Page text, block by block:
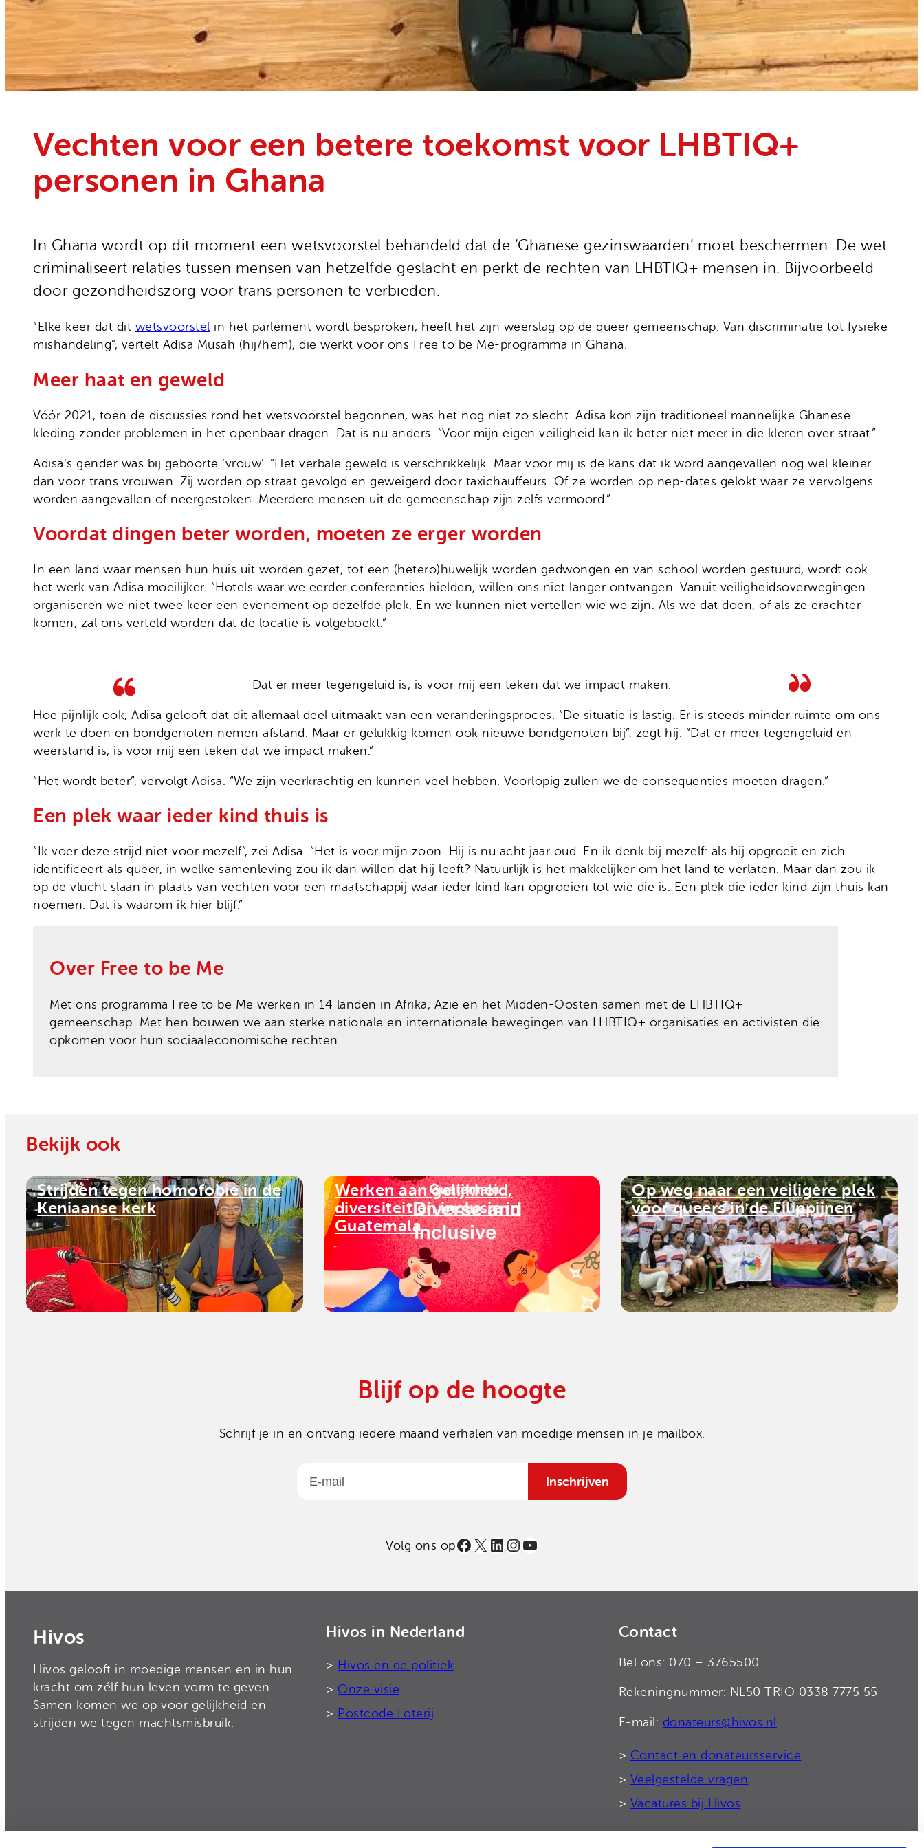
Vechten voor een betere toekomst voor LHBTIQ+
personen in Ghana
In Ghana wordt op dit moment een wetsvoorstel behandeld dat de ‘Ghanese gezinswaarden’ moet beschermen. De wet
criminaliseert relaties tussen mensen van hetzelfde geslacht en perkt de rechten van LHBTIQ+ mensen in. Bijvoorbeeld
door gezondheidszorg voor trans personen te verbieden.
“Elke keer dat dit wetsvoorstel in het parlement wordt besproken, heeft het zijn weerslag op de queer gemeenschap. Van discriminatie tot fysieke
mishandeling”, vertelt Adisa Musah (hij/hem), die werkt voor ons Free to be Me-programma in Ghana.
Meer haat en geweld
Vóór 2021, toen de discussies rond het wetsvoorstel begonnen, was het nog niet zo slecht. Adisa kon zijn traditioneel mannelijke Ghanese
kleding zonder problemen in het openbaar dragen. Dat is nu anders. “Voor mijn eigen veiligheid kan ik beter niet meer in die kleren over straat.”
Adisa’s gender was bij geboorte ‘vrouw’. “Het verbale geweld is verschrikkelijk. Maar voor mij is de kans dat ik word aangevallen nog wel kleiner
dan voor trans vrouwen. Zij worden op straat gevolgd en geweigerd door taxichauffeurs. Of ze worden op nep-dates gelokt waar ze vervolgens
worden aangevallen of neergestoken. Meerdere mensen uit de gemeenschap zijn zelfs vermoord.”
Voordat dingen beter worden, moeten ze erger worden
In een land waar mensen hun huis uit worden gezet, tot een (hetero)huwelijk worden gedwongen en van school worden gestuurd, wordt ook
het werk van Adisa moeilijker. “Hotels waar we eerder conferenties hielden, willen ons niet langer ontvangen. Vanuit veiligheidsoverwegingen
organiseren we niet twee keer een evenement op dezelfde plek. En we kunnen niet vertellen wie we zijn. Als we dat doen, of als ze erachter
komen, zal ons verteld worden dat de locatie is volgeboekt.”
Dat er meer tegengeluid is, is voor mij een teken dat we impact maken.
Hoe pijnlijk ook, Adisa gelooft dat dit allemaal deel uitmaakt van een veranderingsproces. “De situatie is lastig. Er is steeds minder ruimte om ons
werk te doen en bondgenoten nemen afstand. Maar er gelukkig komen ook nieuwe bondgenoten bij”, zegt hij. “Dat er meer tegengeluid en
weerstand is, is voor mij een teken dat we impact maken.”
“Het wordt beter”, vervolgt Adisa. “We zijn veerkrachtig en kunnen veel hebben. Voorlopig zullen we de consequenties moeten dragen.”
Een plek waar ieder kind thuis is
“Ik voer deze strijd niet voor mezelf”, zei Adisa. “Het is voor mijn zoon. Hij is nu acht jaar oud. En ik denk bij mezelf: als hij opgroeit en zich
identificeert als queer, in welke samenleving zou ik dan willen dat hij leeft? Natuurlijk is het makkelijker om het land te verlaten. Maar dan zou ik
op de vlucht slaan in plaats van vechten voor een maatschappij waar ieder kind kan opgroeien tot wie die is. Een plek die ieder kind zijn thuis kan
noemen. Dat is waarom ik hier blijf.”
Over Free to be Me
Met ons programma Free to be Me werken in 14 landen in Afrika, Azië en het Midden-Oosten samen met de LHBTIQ+
gemeenschap. Met hen bouwen we aan sterke nationale en internationale bewegingen van LHBTIQ+ organisaties en activisten die
opkomen voor hun sociaaleconomische rechten.
Bekijk ook
Strijden tegen homofobie in de
Keniaanse kerk
Werken aan gelijkheid,
diversiteit en inclusie in
Guatemala
Op weg naar een veiligere plek
voor queers in de Filippijnen
Blijf op de hoogte
Schrijf je in en ontvang iedere maand verhalen van moedige mensen in je mailbox.
Inschrijven
Volg ons opFacebook
X LinkedIn
Instagram
YouTube
Hivos
Hivos gelooft in moedige mensen en in hun
kracht om zélf hun leven vorm te geven.
Samen komen we op voor gelijkheid en
strijden we tegen machtsmisbruik.
Hivos in Nederland
> Hivos en de politiek
> Onze visie
> Postcode Loterij
Contact
Bel ons: 070 – 3765500
Rekeningnummer: NL50 TRIO 0338 7775 55
E-mail: donateurs@hivos.nl
> Contact en donateursservice
> Veelgestelde vragen
> Vacatures bij Hivos
Hivos in je testament
Moedige mensen
Noodfonds voor activisten
Onze organisatie
Onze successen
Jaarverslag
Veelgestelde vragen